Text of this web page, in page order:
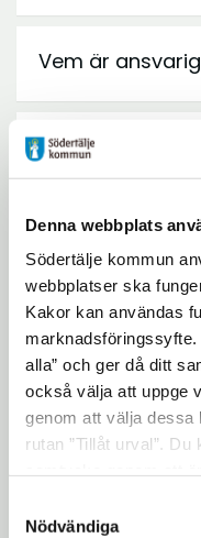
Denna webbplats
Södertälje kommun
webbplatser ska
Kakor kan användas
alla” och ger då ditt
också välja att uppge
genom att välja dessa
rutan ”Tillåt urval”.
"Visa detaljer" kan du
Nödvändiga
Vem är
Krav på åtgärder
Anmäl att du
Inventering och
förorenade
smartphone